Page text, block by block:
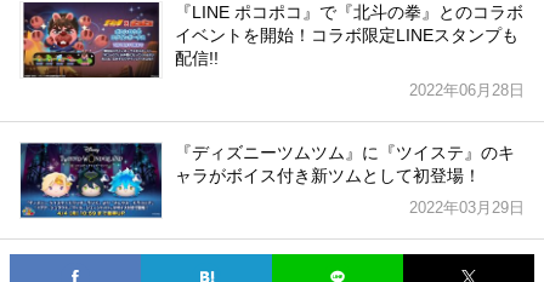
『LINE ポコポコ』で『北斗の拳』とのコラボ
イベントを開始！コラボ限定LINEスタンプも
配信!!
2022年06月28日
『ディズニーツムツム』に『ツイステ』のキ
ャラがボイス付き新ツムとして初登場！
2022年03月29日